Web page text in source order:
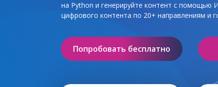
на Python и генерируйте контент с
цифрового контента по 20+ направлениям и
Попробовать бесплатно